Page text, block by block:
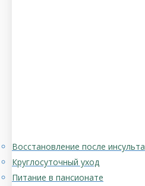
Восстановление после инсульта
Круглосуточный уход
Питание в пансионате